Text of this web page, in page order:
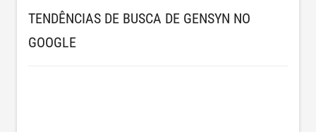
TENDÊNCIAS DE BUSCA DE GENSYN NO
GOOGLE